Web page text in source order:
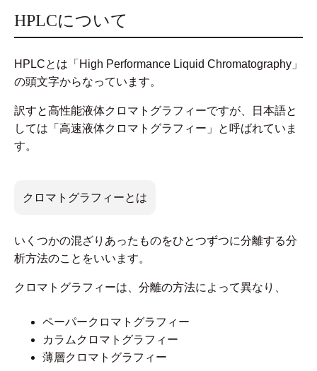
HPLCについて
HPLCとは「High Performance Liquid Chromatography」
の頭文字からなっています。
訳すと高性能液体クロマトグラフィーですが、日本語と
しては「高速液体クロマトグラフィー」と呼ばれていま
す。
クロマトグラフィーとは
いくつかの混ざりあったものをひとつずつに分離する分
析方法のことをいいます。
クロマトグラフィーは、分離の方法によって異なり、
ペーパークロマトグラフィー
カラムクロマトグラフィー
薄層クロマトグラフィー